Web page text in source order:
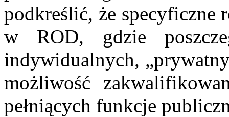
podkreślić, że specyficzne
w ROD, gdzie
indywidualnych,
możliwość
pełniących funkcje